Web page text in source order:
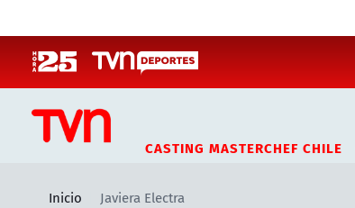
CASTING MASTERCHEF CHILE
Inicio Javiera Electra